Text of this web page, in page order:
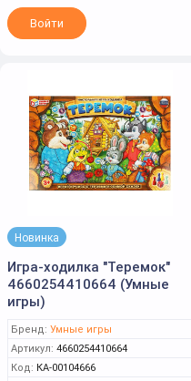
Войти
Новинка
Игра-ходилка "Теремок"
4660254410664 (Умные
игры)
Бренд: Умные игры
Артикул: 4660254410664
Код: КА-00104666